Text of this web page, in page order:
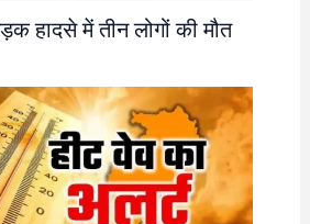
हादसे में तीन लोगों की मौत